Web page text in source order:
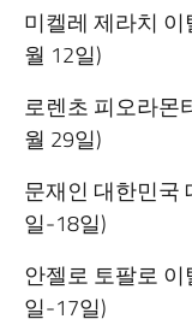
미켈레 제라치
월 12일)
로렌초 피오라몬
월 29일)
문재인 대한민국
일-18일)
안젤로 토팔로
일-17일)